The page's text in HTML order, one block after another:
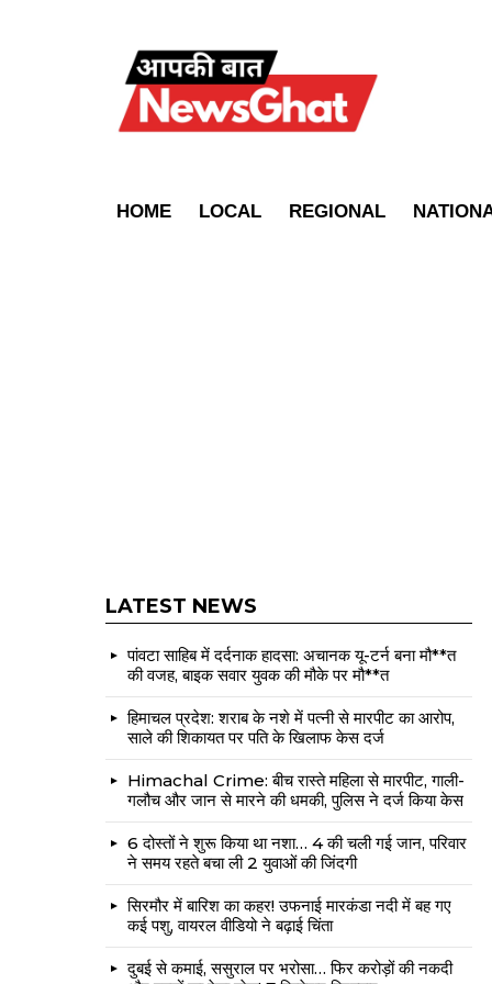
HOME LOCAL REGIONAL
LATEST NEWS
पांवटा साहिब में दर्दनाक हादसा: अचानक यू-टर्न बना मौ**त
की वजह, बाइक सवार युवक की मौके पर मौ**त
हिमाचल प्रदेश: शराब के नशे में पत्नी से मारपीट का आरोप,
साले की शिकायत पर पति के खिलाफ केस दर्ज
Himachal Crime: बीच रास्ते महिला से मारपीट, गाली-
गलौच और जान से मारने की धमकी, पुलिस ने दर्ज किया केस
6 दोस्तों ने शुरू किया था नशा… 4 की चली गई जान, परिवार
ने समय रहते बचा ली 2 युवाओं की जिंदगी
सिरमौर में बारिश का कहर! उफनाई मारकंडा नदी में बह गए
कई पशु, वायरल वीडियो ने बढ़ाई चिंता
दुबई से कमाई, ससुराल पर भरोसा… फिर करोड़ों की नकदी